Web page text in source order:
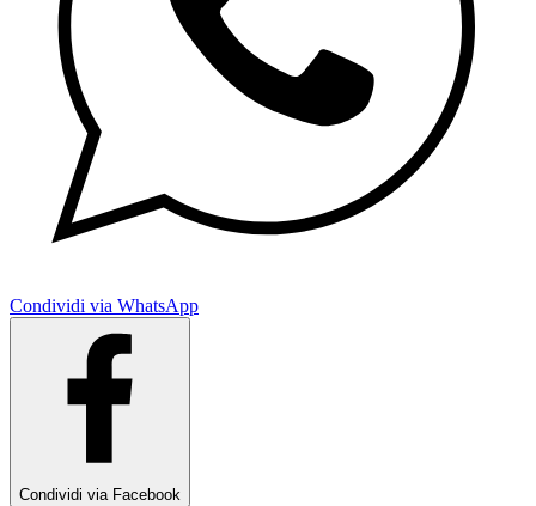
Condividi via WhatsApp
Condividi via Facebook